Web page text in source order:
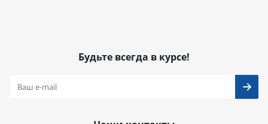
Будьте всегда в курсе!